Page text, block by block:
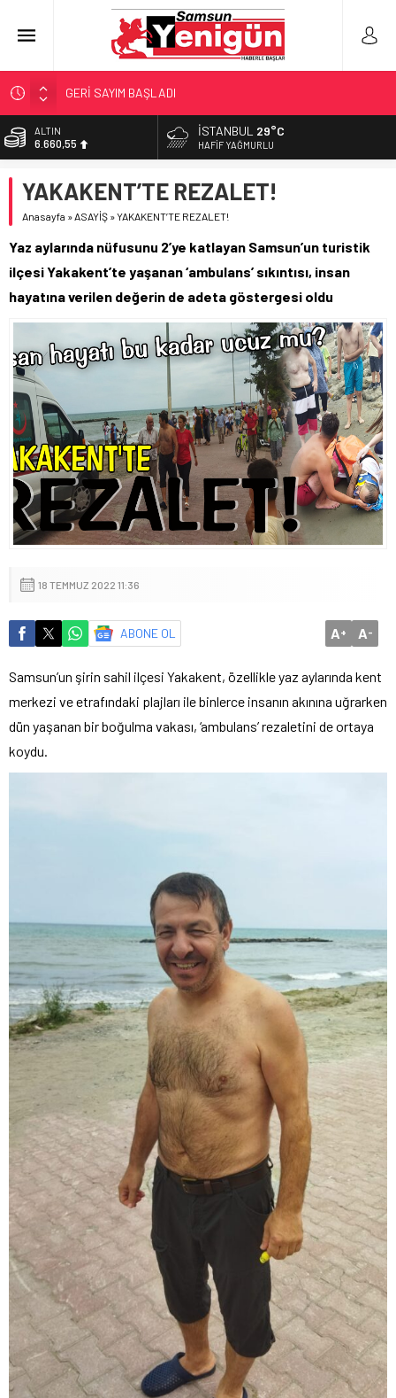
GERİ SAYIM BAŞLADI
SAMSUNSPOR’DA HEDEF 5’İNCİLİK!
‘BAFRA’YA YATIRIM YAPIN!’
YÖNETİCİ SEÇERKEN YAPILAN EN BÜYÜK HATALAR
BİST
13.779,39
47,7111
EURO
6.660,55
İSTANBUL 29°C
HAFIF YAĞMURLU
YAKAKENT’TE REZALET!
Anasayfa »ASAYİŞ »YAKAKENT’TE REZALET!
Yaz aylarında nüfusunu 2’ye katlayan Samsun’un turistik
ilçesi Yakakent’te yaşanan ‘ambulans’ sıkıntısı, insan
hayatına verilen değerin de adeta göstergesi oldu
18 TEMMUZ 2022 11:36
ABONE OL A+ A-
Samsun’un şirin sahil ilçesi Yakakent, özellikle yaz aylarında kent
merkezi ve etrafındaki plajları ile binlerce insanın akınına uğrarken
dün yaşanan bir boğulma vakası, ‘ambulans’ rezaletini de ortaya
koydu.